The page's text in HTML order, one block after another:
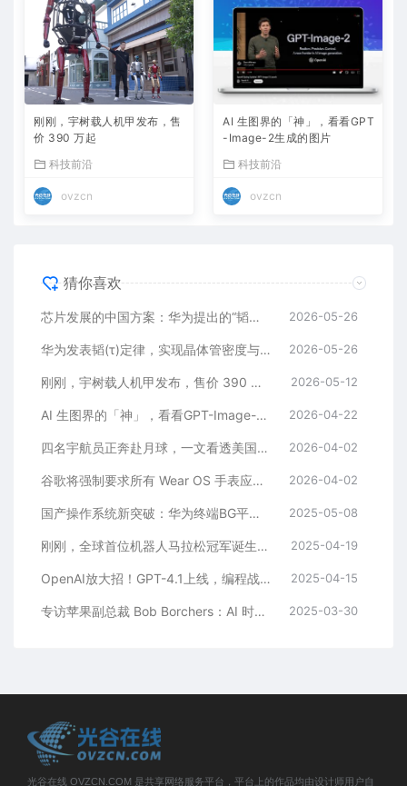
刚刚，宇树载人机甲发布，售
价 390 万起
科技前沿
ovzcn
AI 生图界的「神」，看看GPT
-Image-2生成的图片
科技前沿
ovzcn
猜你喜欢
芯片发展的中国方案：华为提出的“韬定律”到底是什么？ 2026-05-26
华为发表韬(τ)定律，实现晶体管密度与系统性能突破 2026-05-26
刚刚，宇树载人机甲发布，售价 390 万起 2026-05-12
AI 生图界的「神」，看看GPT-Image-2生成的图片 2026-04-22
四名宇航员正奔赴月球，一文看透美国载人绕月任务的方方面面 2026-04-02
谷歌将强制要求所有 Wear OS 手表应用支持 64 位，9 月起在 Play 商店生效 2026-04-02
国产操作系统新突破：华为终端BG平板与PC产品线 “鸿蒙电脑”正式在深圳亮相 2025-05-08
刚刚，全球首位机器人马拉松冠军诞生！赛博跑姿大赏：宇树「躺平」原地起立、最稳的是它…… 2025-04-19
OpenAI放大招！GPT-4.1上线，编程战力全开 2025-04-15
专访苹果副总裁 Bob Borchers：AI 时代，苹果如何设计 Mac？ 2025-03-30
光谷在线 OVZCN.COM 是共享网络服务平台，平台上的作品均由设计师用户自